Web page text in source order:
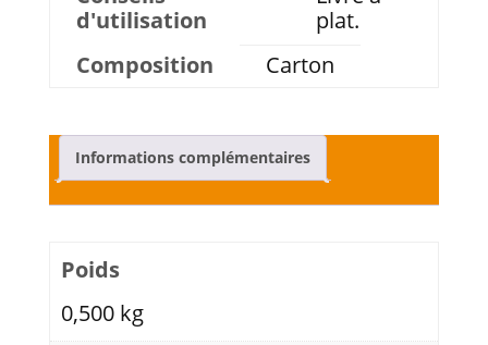
d'utilisation
plat.
Composition
Carton
Informations complémentaires
Poids
0,500 kg